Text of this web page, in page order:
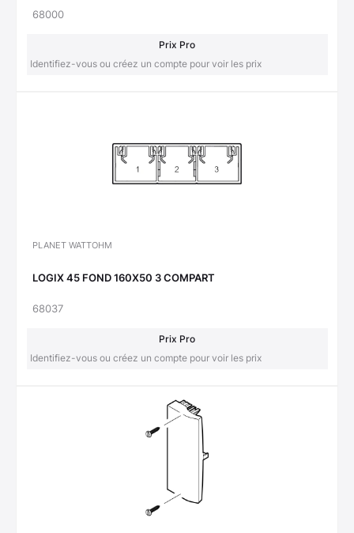
68000
Prix Pro
Identifiez-vous ou créez un compte pour voir les prix
PLANET WATTOHM
LOGIX 45 FOND 160X50 3 COMPART
68037
Prix Pro
Identifiez-vous ou créez un compte pour voir les prix